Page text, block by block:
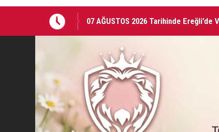
07 AĞUSTOS 2026 Tarihinde Ereğli’de
EREĞLİ'DE GÜNDEMİ SARSAN İSTİFA